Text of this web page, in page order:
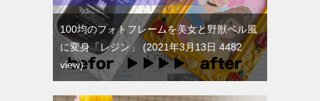
100均のフォトフレームを美女と野獣ベル風
に変身「レジン」
2021年3月13日 4482
view